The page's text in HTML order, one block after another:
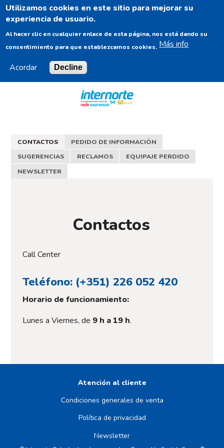
Utilizamos cookies en este sitio para mejorar su
experiencia de usuario.
Al hacer clic en cualquier enlace de esta página, nos está dando su
consentimiento para que establezcamos cookies. Más info
Acordar Decline
CONTACTOS
PEDIDO DE INFORMACIÓN
SUGERENCIAS
RECLAMOS
EQUIPAJE PERDIDO
NEWSLETTER
Contactos
Call Center
Teléfono: (+351) 226 052 420
Horario de funcionamiento:
Lunes a Viernes, de 9 h a 19 h.
Atención al cliente
Condiciones generales de venta
Política de privacidad
Newsletter